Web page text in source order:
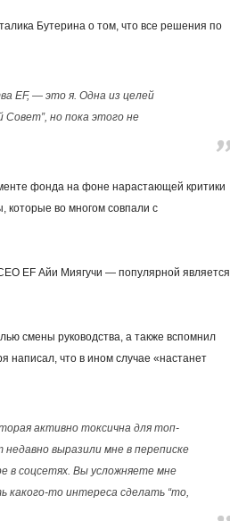
Бутерина о том, что все решения по
EF, — это я. Одна из целей
но пока этого не
фонда на фоне нарастающей критики
которые во многом совпали с
EF Айи Миягучи — популярной является
смены руководства, а также вспомнил
написал, что в ином случае «настанет
активно токсична для топ-
выразили мне в переписке
в соцсетях. Вы усложняете мне
какого-то интереса сделать “то,